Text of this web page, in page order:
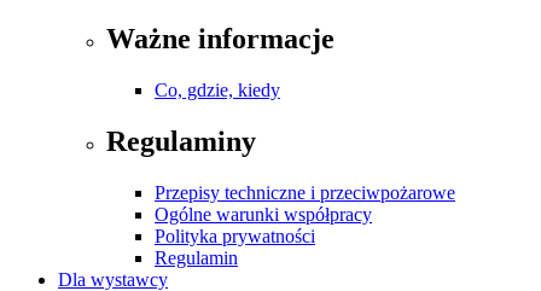
Ważne informacje
Co, gdzie, kiedy
Regulaminy
Przepisy techniczne i przeciwpożarowe
Ogólne warunki współpracy
Polityka prywatności
Regulamin
Dla wystawcy